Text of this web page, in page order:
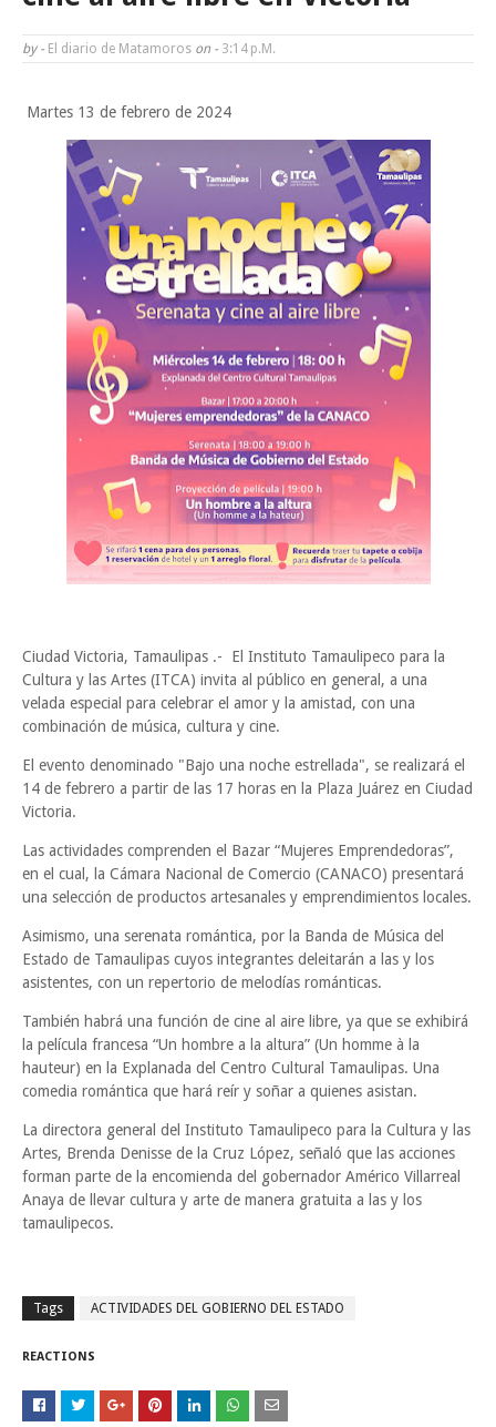
Inicia el ayuntamiento pavimentación de la calle Ingenieros en la
Prepara la UAT el arranque del ciclo escolar Otoño 2026
A Tamaulipas…le llueve sobre mojado
Sabado, 8 Agosto
by - El diario de Matamoros on - 3:14 P.m.
Martes 13 de febrero de 2024
Ciudad Victoria, Tamaulipas .- El Instituto Tamaulipeco para la
Cultura y las Artes (ITCA) invita al público en general, a una
velada especial para celebrar el amor y la amistad, con una
combinación de música, cultura y cine.
El evento denominado "Bajo una noche estrellada", se realizará el
14 de febrero a partir de las 17 horas en la Plaza Juárez en Ciudad
Victoria.
Las actividades comprenden el Bazar “Mujeres Emprendedoras”,
en el cual, la Cámara Nacional de Comercio (CANACO) presentará
una selección de productos artesanales y emprendimientos locales.
Asimismo, una serenata romántica, por la Banda de Música del
Estado de Tamaulipas cuyos integrantes deleitarán a las y los
asistentes, con un repertorio de melodías románticas.
También habrá una función de cine al aire libre, ya que se exhibirá
la película francesa “Un hombre a la altura” (Un homme à la
hauteur) en la Explanada del Centro Cultural Tamaulipas. Una
comedia romántica que hará reír y soñar a quienes asistan.
La directora general del Instituto Tamaulipeco para la Cultura y las
Artes, Brenda Denisse de la Cruz López, señaló que las acciones
forman parte de la encomienda del gobernador Américo Villarreal
Anaya de llevar cultura y arte de manera gratuita a las y los
tamaulipecos.
Tags ACTIVIDADES DEL GOBIERNO DEL ESTADO
REACTIONS